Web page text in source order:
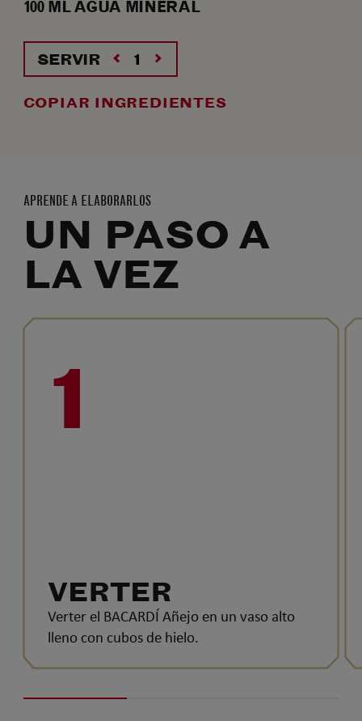
100MLAGUA MINERAL
SERVIR
COPIAR INGREDIENTES
APRENDE A ELABORARLOS
UN PASO A
LA VEZ
1
VERTER
Verter el BACARDÍ Añejo en un vaso alto
lleno con cubos de hielo.